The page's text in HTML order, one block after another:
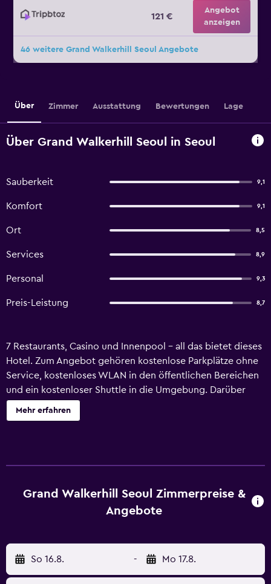
121 €
Angebot
anzeigen
46 weitere Grand Walkerhill Seoul Angebote
Über Zimmer Ausstattung Bewertungen Lage
Über Grand Walkerhill Seoul in Seoul
Sauberkeit 9,1
Komfort 9,1
Ort 8,5
Services 8,9
Personal 9,3
Preis-Leistung 8,7
7 Restaurants, Casino und Innenpool – all das bietet dieses
Hotel. Zum Angebot gehören kostenlose Parkplätze ohne
Service, kostenloses WLAN in den öffentlichen Bereichen
und ein kostenloser Shuttle in die Umgebung. Darüber
hinaus steht dir Folgendes zur Verfügung:
Fitnessmöglichkeiten, Bar/Lounge und 2
mit Kabelempfang zur Verfügung. Zur Badausstattung
gehören Bademäntel, Hausschuhe, kostenlose
Verfügung. Zur Zimmerausstattung gehören Telefone und
Zimmersafes. Alle Zimmer verfügen außerdem über
Bügeleisen/Bügelbretter und Verdunkelungsvorhänge.
Mehr erfahren
Grand Walkerhill Seoul Zimmerpreise &
Angebote
So 16.8. - Mo 17.8.